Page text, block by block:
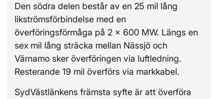
Den södra delen består av en 25 mil lång
likströmsförbindelse med en
överföringsförmåga på 2 x 600 MW. Längs en
sex mil lång sträcka mellan Nässjö och
Värnamo sker överföringen via luftledning.
Resterande 19 mil överförs via markkabel.
SydVästlänkens främsta syfte är att överföra